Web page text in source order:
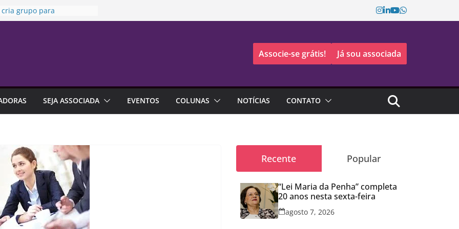
cria grupo para
uso de seguros em
indica que endividamento
da série histórica
Associe-se grátis! Já sou associada
SEJA ASSOCIADA EVENTOS COLUNAS NOTÍCIAS CONTATO
Recente Popular
“Lei Maria da Penha” completa
20 anos nesta sexta-feira
agosto 7, 2026